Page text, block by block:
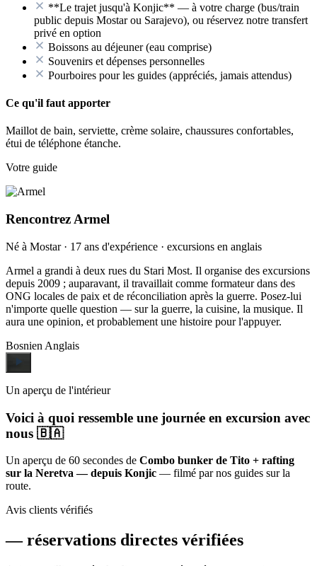
**Le trajet jusqu'à Konjic** — à votre charge (bus/train
public depuis Mostar ou Sarajevo), ou réservez notre transfert
privé en option
Boissons au déjeuner (eau comprise)
Souvenirs et dépenses personnelles
Pourboires pour les guides (appréciés, jamais attendus)
Ce qu'il faut apporter
Maillot de bain, serviette, crème solaire, chaussures confortables,
étui de téléphone étanche.
Votre guide
Rencontrez Armel
Né à Mostar · 17 ans d'expérience · excursions en anglais
Armel a grandi à deux rues du Stari Most. Il organise des excursions
depuis 2009 ; auparavant, il travaillait comme formateur dans des
ONG locales de paix et de réconciliation après la guerre. Posez-lui
n'importe quelle question — sur la guerre, la cuisine, la musique. Il
aura une opinion, et probablement une histoire pour l'appuyer.
Bosnien Anglais
Un aperçu de l'intérieur
Voici à quoi ressemble une journée en excursion avec
nous 🇧🇦
Un aperçu de 60 secondes de Combo bunker de Tito + rafting
sur la Neretva — depuis Konjic — filmé par nos guides sur la
route.
Avis clients vérifiés
—réservations directes vérifiées